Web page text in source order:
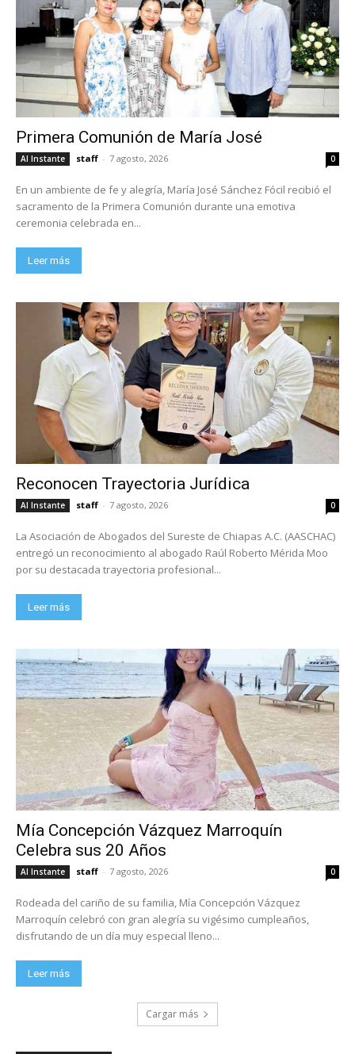
Primera Comunión de María José
Al Instante staff - 7 agosto, 2026 0
En un ambiente de fe y alegría, María José Sánchez Fócil recibió el
sacramento de la Primera Comunión durante una emotiva
ceremonia celebrada en...
Leer más
Reconocen Trayectoria Jurídica
Al Instante staff - 7 agosto, 2026 0
La Asociación de Abogados del Sureste de Chiapas A.C. (AASCHAC)
entregó un reconocimiento al abogado Raúl Roberto Mérida Moo
por su destacada trayectoria profesional...
Leer más
Mía Concepción Vázquez Marroquín
Celebra sus 20 Años
Al Instante staff - 7 agosto, 2026 0
Rodeada del cariño de su familia, Mía Concepción Vázquez
Marroquín celebró con gran alegría su vigésimo cumpleaños,
disfrutando de un día muy especial lleno...
Leer más
Cargar más